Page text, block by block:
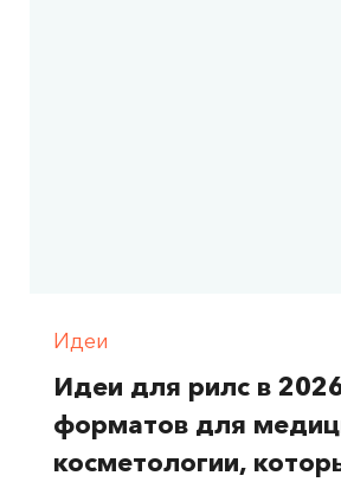
Идеи
Идеи для рилс в
форматов для
косметологии,